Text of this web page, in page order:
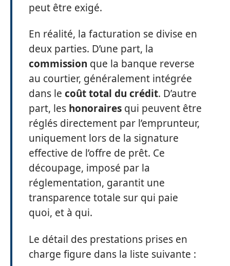
peut être exigé.
En réalité, la facturation se divise en
deux parties. D’une part, la
commission que la banque reverse
au courtier, généralement intégrée
dans le coût total du crédit. D’autre
part, les honoraires qui peuvent être
réglés directement par l’emprunteur,
uniquement lors de la signature
effective de l’offre de prêt. Ce
découpage, imposé par la
réglementation, garantit une
transparence totale sur qui paie
quoi, et à qui.
Le détail des prestations prises en
charge figure dans la liste suivante :